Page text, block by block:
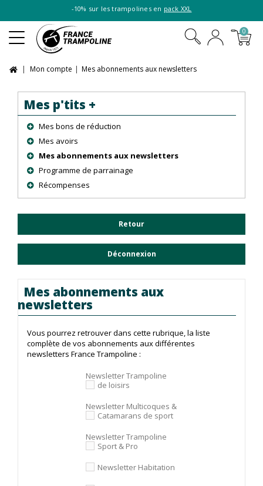
-10% sur les trampolines enpack XXL
0
Mon compte Mes abonnements aux newsletters
Mes p'tits +
Mes bons de réduction
Mes avoirs
Mes abonnements aux newsletters
Programme de parrainage
Récompenses
Retour
Déconnexion
Mes abonnements aux
newsletters
Vous pourrez retrouver dans cette rubrique, la liste
complète de vos abonnements aux différentes
newsletters France Trampoline :
Newsletter Trampoline
de loisirs
Newsletter Multicoques &
Catamarans de sport
Newsletter Trampoline
Sport & Pro
Newsletter Habitation